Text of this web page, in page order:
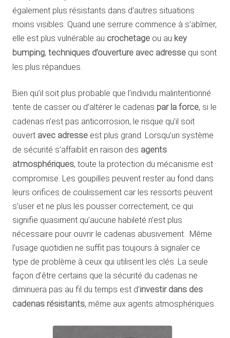
également plus résistants dans d’autres situations
moins visibles. Quand une serrure commence à s’abîmer,
elle est plus vulnérable au crochetage ou au key
bumping, techniques d’ouverture avec adresse qui sont
les plus répandues.
Bien qu’il soit plus probable que l’individu malintentionné
tente de casser ou d’altérer le cadenas par la force, si le
cadenas n’est pas anticorrosion, le risque qu’il soit
ouvert avec adresse est plus grand. Lorsqu’un système
de sécurité s’affaiblit en raison des agents
atmosphériques, toute la protection du mécanisme est
compromise. Les goupilles peuvent rester au fond dans
leurs orifices de coulissement car les ressorts peuvent
s’user et ne plus les pousser correctement, ce qui
signifie quasiment qu’aucune habileté n’est plus
nécessaire pour ouvrir le cadenas abusivement. Même
l’usage quotidien ne suffit pas toujours à signaler ce
type de problème à ceux qui utilisent les clés. La seule
façon d’être certains que la sécurité du cadenas ne
diminuera pas au fil du temps est d’investir dans des
cadenas résistants, même aux agents atmosphériques.